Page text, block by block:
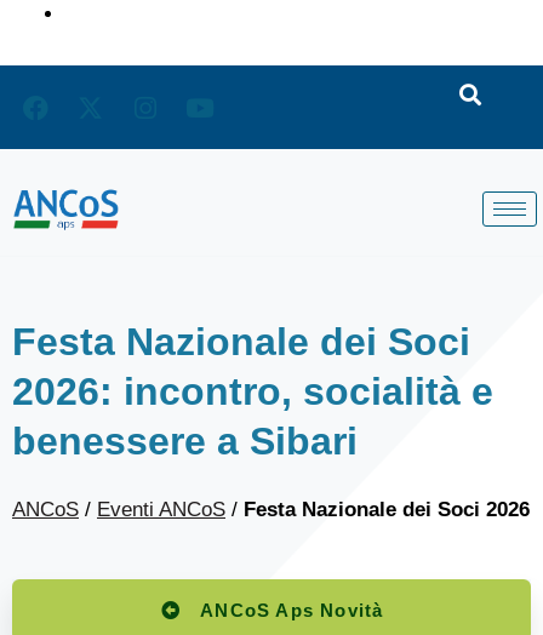
Festa Nazionale dei Soci
2026: incontro, socialità e
benessere a Sibari
ANCoS / Eventi ANCoS / Festa Nazionale dei Soci 2026
ANCoS Aps Novità